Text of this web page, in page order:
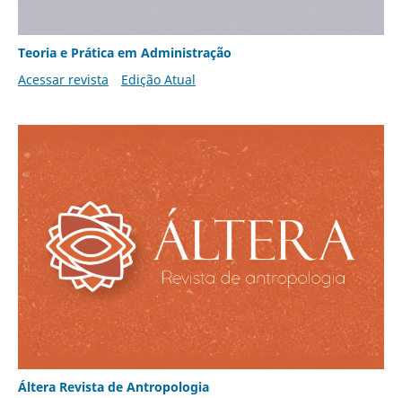
Teoria e Prática em Administração
Acessar revista
Edição Atual
Áltera Revista de Antropologia